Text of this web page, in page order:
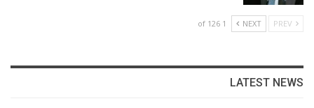
NEXT
1 of 126
LATEST NEWS